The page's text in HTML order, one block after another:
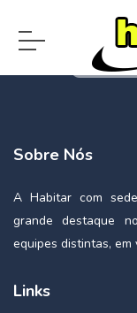
Sobre Nós
A Habitar com
grande destaque
equipes distintas, em
Links